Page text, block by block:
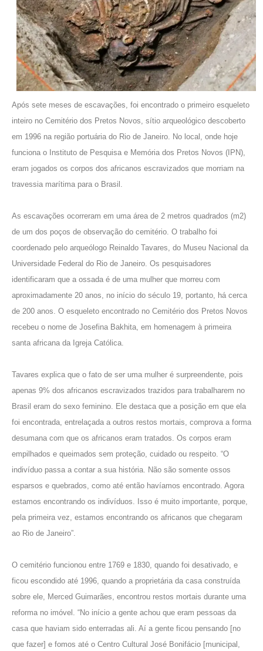
Após sete meses de escavações, foi encontrado o primeiro esqueleto
inteiro no Cemitério dos Pretos Novos, sítio arqueológico descoberto
em 1996 na região portuária do Rio de Janeiro. No local, onde hoje
funciona o Instituto de Pesquisa e Memória dos Pretos Novos (IPN),
eram jogados os corpos dos africanos escravizados que morriam na
travessia marítima para o Brasil.
As escavações ocorreram em uma área de 2 metros quadrados (m2)
de um dos poços de observação do cemitério. O trabalho foi
coordenado pelo arqueólogo Reinaldo Tavares, do Museu Nacional da
Universidade Federal do Rio de Janeiro. Os pesquisadores
identificaram que a ossada é de uma mulher que morreu com
aproximadamente 20 anos, no início do século 19, portanto, há cerca
de 200 anos. O esqueleto encontrado no Cemitério dos Pretos Novos
recebeu o nome de Josefina Bakhita, em homenagem à primeira
santa africana da Igreja Católica.
Tavares explica que o fato de ser uma mulher é surpreendente, pois
apenas 9% dos africanos escravizados trazidos para trabalharem no
Brasil eram do sexo feminino. Ele destaca que a posição em que ela
foi encontrada, entrelaçada a outros restos mortais, comprova a forma
desumana com que os africanos eram tratados. Os corpos eram
empilhados e queimados sem proteção, cuidado ou respeito. “O
indivíduo passa a contar a sua história. Não são somente ossos
esparsos e quebrados, como até então havíamos encontrado. Agora
estamos encontrando os indivíduos. Isso é muito importante, porque,
pela primeira vez, estamos encontrando os africanos que chegaram
ao Rio de Janeiro”.
O cemitério funcionou entre 1769 e 1830, quando foi desativado, e
ficou escondido até 1996, quando a proprietária da casa construída
sobre ele, Merced Guimarães, encontrou restos mortais durante uma
reforma no imóvel. “No início a gente achou que eram pessoas da
casa que haviam sido enterradas ali. Aí a gente ficou pensando [no
que fazer] e fomos até o Centro Cultural José Bonifácio [municipal,